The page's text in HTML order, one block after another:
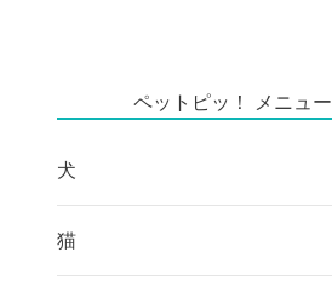
ペットピッ！ メニュー
犬
猫